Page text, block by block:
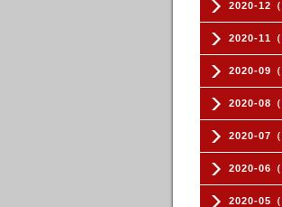
2020-12（
2020-11（
2020-09（
2020-08（
2020-07（
2020-06（
2020-05（